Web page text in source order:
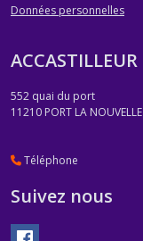
Données personnelles
ACCASTILLEUR
552 quai du port
11210 PORT LA NOUVELLE
Téléphone
Suivez nous